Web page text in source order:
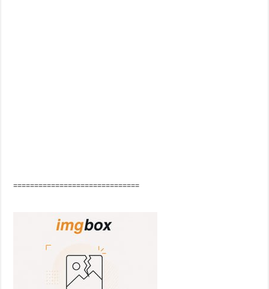
==============================